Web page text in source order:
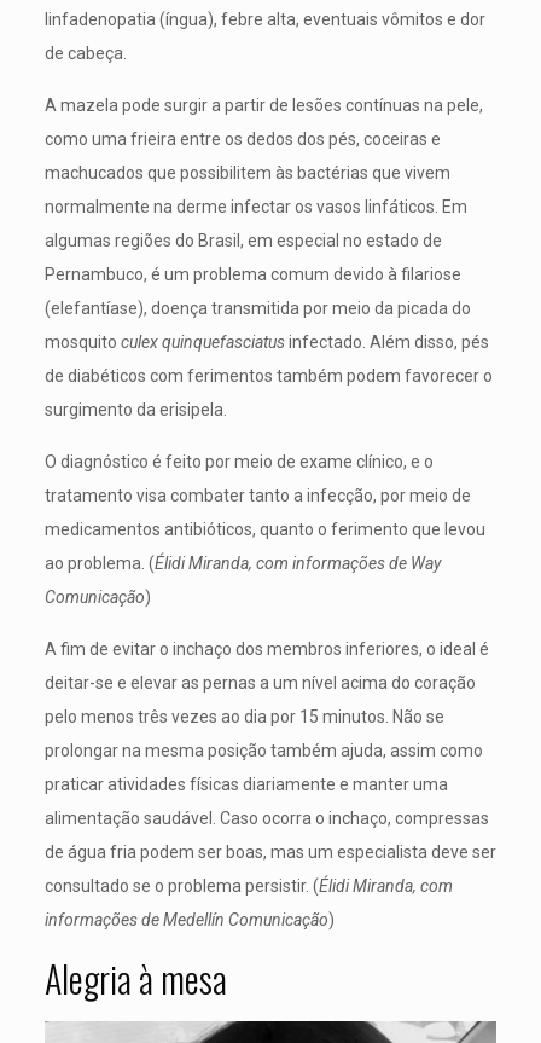
linfadenopatia (íngua), febre alta, eventuais vômitos e dor
de cabeça.
A mazela pode surgir a partir de lesões contínuas na pele,
como uma frieira entre os dedos dos pés, coceiras e
machucados que possibilitem às bactérias que vivem
normalmente na derme infectar os vasos linfáticos. Em
algumas regiões do Brasil, em especial no estado de
Pernambuco, é um problema comum devido à filariose
(elefantíase), doença transmitida por meio da picada do
mosquito culex quinquefasciatusinfectado. Além disso, pés
de diabéticos com ferimentos também podem favorecer o
surgimento da erisipela.
O diagnóstico é feito por meio de exame clínico, e o
tratamento visa combater tanto a infecção, por meio de
medicamentos antibióticos, quanto o ferimento que levou
ao problema. (Élidi Miranda, com informações de Way
Comunicação)
A fim de evitar o inchaço dos membros inferiores, o ideal é
deitar-se e elevar as pernas a um nível acima do coração
pelo menos três vezes ao dia por 15 minutos. Não se
prolongar na mesma posição também ajuda, assim como
praticar atividades físicas diariamente e manter uma
alimentação saudável. Caso ocorra o inchaço, compressas
de água fria podem ser boas, mas um especialista deve ser
consultado se o problema persistir. (Élidi Miranda, com
informações de Medellín Comunicação)
Alegria à mesa